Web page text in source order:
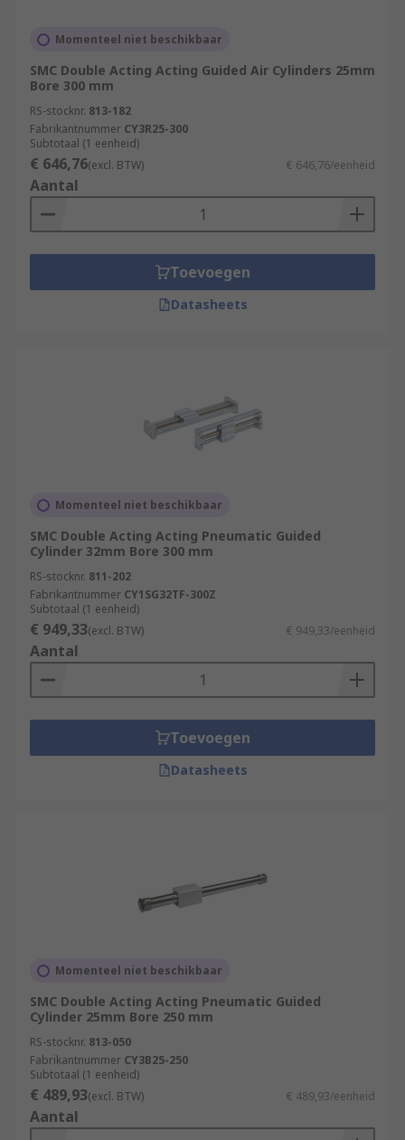
Momenteel niet beschikbaar
SMC Double Acting Acting Guided Air Cylinders 25mm
Bore 300 mm
RS-stocknr. 813-182
Fabrikantnummer CY3R25-300
Subtotaal (1 eenheid)
€ 646,76(excl. BTW) € 646,76/eenheid
Aantal
Toevoegen
Datasheets
Momenteel niet beschikbaar
SMC Double Acting Acting Pneumatic Guided
Cylinder 32mm Bore 300 mm
RS-stocknr. 811-202
Fabrikantnummer CY1SG32TF-300Z
Subtotaal (1 eenheid)
€ 949,33(excl. BTW) € 949,33/eenheid
Aantal
Toevoegen
Datasheets
Momenteel niet beschikbaar
SMC Double Acting Acting Pneumatic Guided
Cylinder 25mm Bore 250 mm
RS-stocknr. 813-050
Fabrikantnummer CY3B25-250
Subtotaal (1 eenheid)
€ 489,93(excl. BTW) € 489,93/eenheid
Aantal